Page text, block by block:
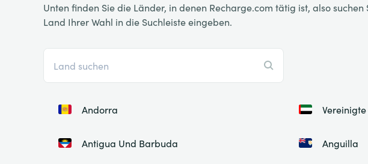
Unten finden Sie die Länder, in denen Recharge.com tätig ist, also
Land Ihrer Wahl in die Suchleiste eingeben.
Andorra
Antigua Und Barbuda Anguilla